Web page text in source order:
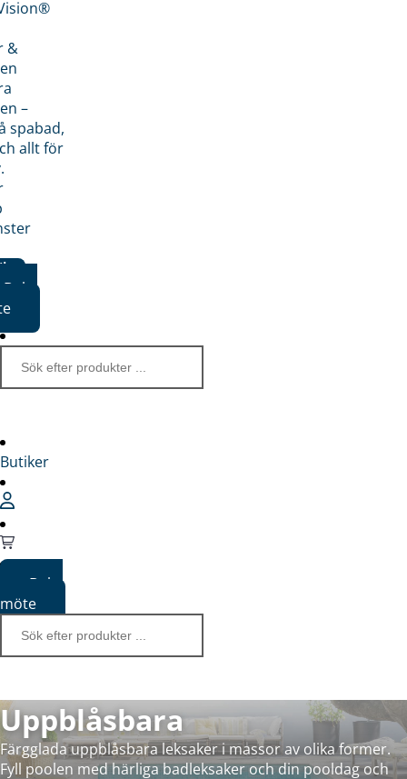
&
–
spabad,
allt för
Boka
Butiker
Boka
möte
Uppblåsbara
Färgglada uppblåsbara leksaker i massor av olika former.
Fyll poolen med härliga badleksaker och din pooldag och